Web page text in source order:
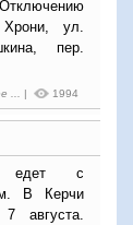
ул.
пер.
... | 1994
едет с
В Керчи
7 августа.